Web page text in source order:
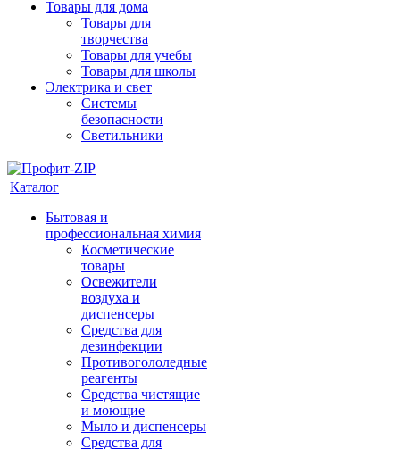
Товары для дома
Товары для
творчества
Товары для учебы
Товары для школы
Электрика и свет
Системы
безопасности
Светильники
Каталог
Бытовая и
профессиональная химия
Косметические
товары
Освежители
воздуха и
диспенсеры
Средства для
дезинфекции
Противогололедные
реагенты
Средства чистящие
и моющие
Мыло и диспенсеры
Средства для